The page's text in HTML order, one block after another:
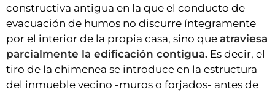
constructiva antigua en la que el conducto de
evacuación de humos no discurre íntegramente
por el interior de la propia casa, sino que atraviesa
parcialmente la edificación contigua. Es decir, el
tiro de la chimenea se introduce en la estructura
del inmueble vecino -muros o forjados- antes de